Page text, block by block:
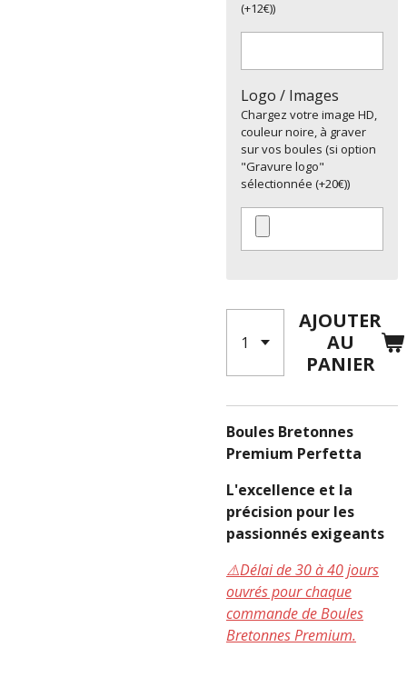
(+12€))
Logo / Images
Chargez votre image HD,
couleur noire, à graver
sur vos boules (si option
"Gravure logo"
sélectionnée (+20€))
AJOUTER
AU
PANIER
Boules Bretonnes
Premium Perfetta
L'excellence et la
précision pour les
passionnés exigeants
⚠️Délai de 30 à 40 jours
ouvrés pour chaque
commande de Boules
Bretonnes Premium.